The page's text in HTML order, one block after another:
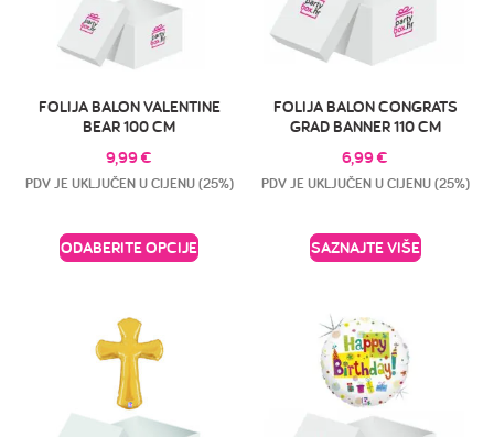
FOLIJA BALON VALENTINE
BEAR 100 CM
9,99€
PDV JE UKLJUČEN U CIJENU (25%)
ODABERITE OPCIJE
FOLIJA BALON CONGRATS
GRAD BANNER 110 CM
6,99€
PDV JE UKLJUČEN U CIJENU (25%)
SAZNAJTE VIŠE